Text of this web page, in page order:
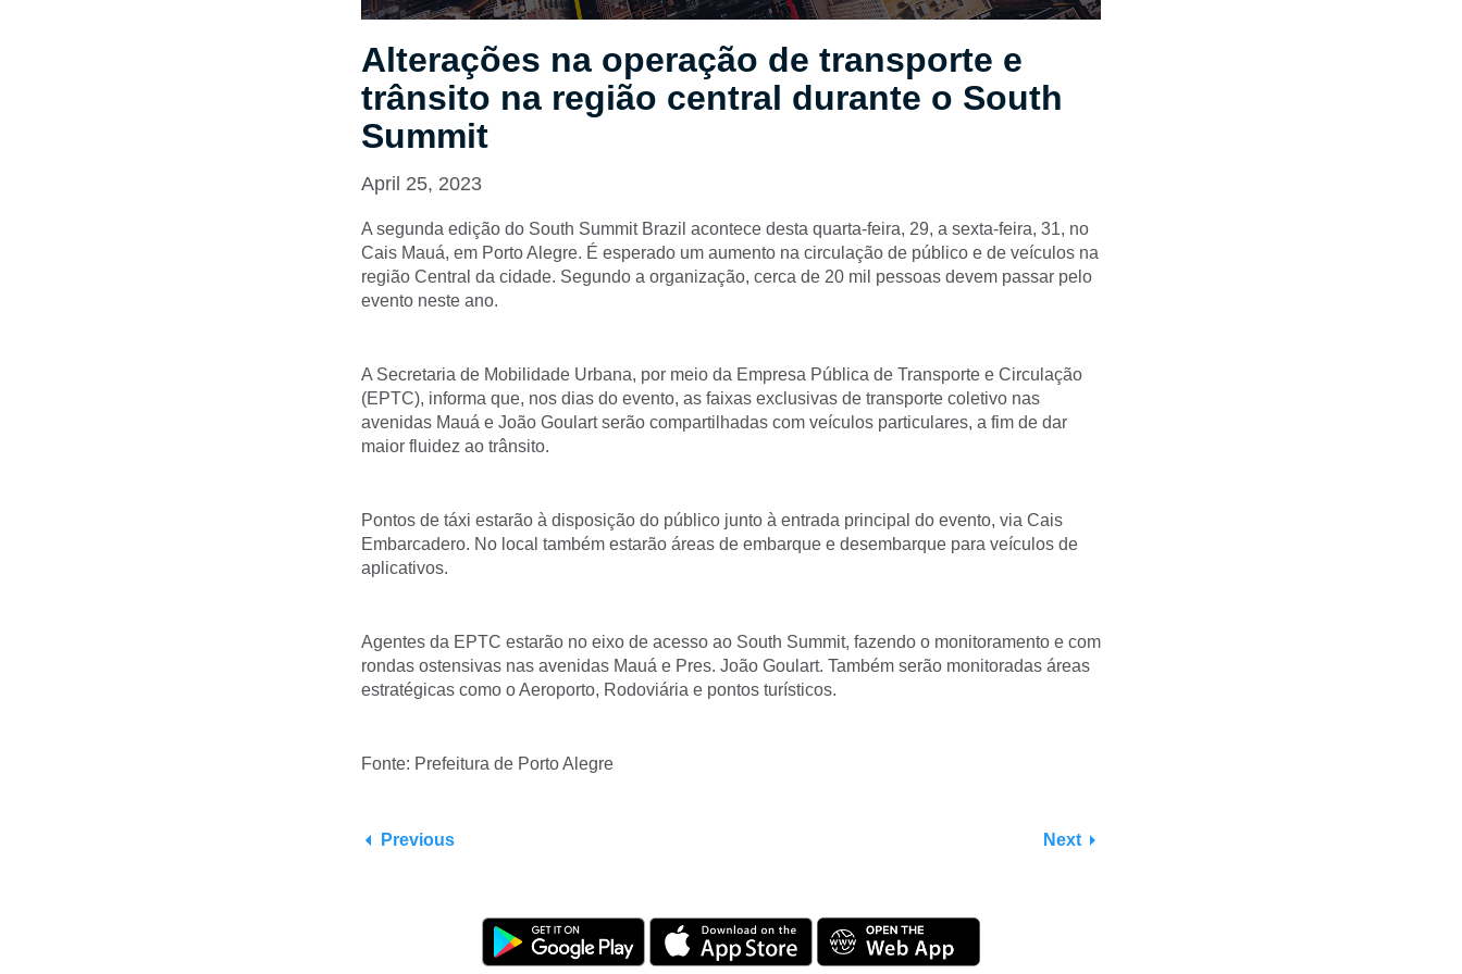
Alterações na operação de transporte e
trânsito na região central durante o South
Summit
April 25, 2023
A segunda edição do South Summit Brazil acontece desta quarta-feira, 29, a sexta-feira, 31, no
Cais Mauá, em Porto Alegre. É esperado um aumento na circulação de público e de veículos na
região Central da cidade. Segundo a organização, cerca de 20 mil pessoas devem passar pelo
evento neste ano.
A Secretaria de Mobilidade Urbana, por meio da Empresa Pública de Transporte e Circulação
(EPTC), informa que, nos dias do evento, as faixas exclusivas de transporte coletivo nas
avenidas Mauá e João Goulart serão compartilhadas com veículos particulares, a fim de dar
maior fluidez ao trânsito.
Pontos de táxi estarão à disposição do público junto à entrada principal do evento, via Cais
Embarcadero. No local também estarão áreas de embarque e desembarque para veículos de
aplicativos.
Agentes da EPTC estarão no eixo de acesso ao South Summit, fazendo o monitoramento e com
rondas ostensivas nas avenidas Mauá e Pres. João Goulart. Também serão monitoradas áreas
estratégicas como o Aeroporto, Rodoviária e pontos turísticos.
Fonte: Prefeitura de Porto Alegre
Previous Next